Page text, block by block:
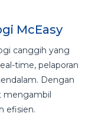
McEasy
canggih yang
time, pelaporan
Dengan
mengambil
efisien.